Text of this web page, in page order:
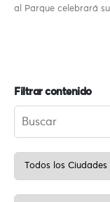
al Parque celebrará
Filtrar contenido